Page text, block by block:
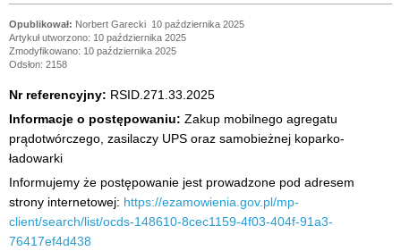
Norbert Garecki 10 października 2025
Artykuł utworzono: 10 października 2025
Zmodyfikowano: 10 października 2025
Odsłon: 2158
Nr referencyjny: RSID.271.33.2025
Informacje o postępowaniu: Zakup mobilnego agregatu
prądotwórczego, zasilaczy UPS oraz samobieżnej koparko-
ładowarki
Informujemy że postępowanie jest prowadzone pod adresem
strony internetowej: https://ezamowienia.gov.pl/mp-
client/search/list/ocds-148610-8cec1159-4f03-404f-91a3-
76417ef4d438